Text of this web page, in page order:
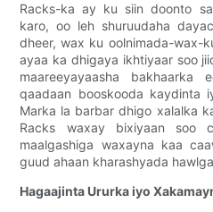
Racks-ka ay ku siin doonto
karo, oo leh shuruudaha
dheer, wax ku oolnimada-wax-
ayaa ka dhigaya ikhtiyaar soo
maareeyayaasha
qaadaan booskooda kaydinta
Marka la barbar dhigo xalalka
Racks waxay bixiyaan soo
maalgashiga waxayna kaa
guud ahaan kharashyada
Hagaajinta Ururka iyo